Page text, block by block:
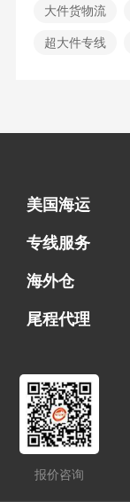
大件货物流
超大件专线
美国海运
海运拼柜
海运整柜
美国海卡
加拿大海运
专线服务
FBA专线直送
超大件专线
AWD专线
电池专线
海外仓
一件代发
FBA中转
贴标换标
拆柜/存储
尾程代理
报价咨询